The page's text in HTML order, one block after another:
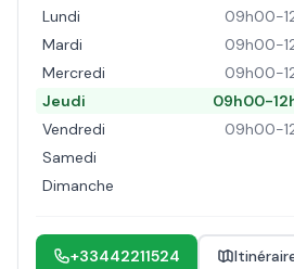
Lundi
09h00-
Mardi
09h00-
Mercredi
09h00-
Jeudi
09h00-
Vendredi
09h00-
Samedi
Dimanche
+33442211524